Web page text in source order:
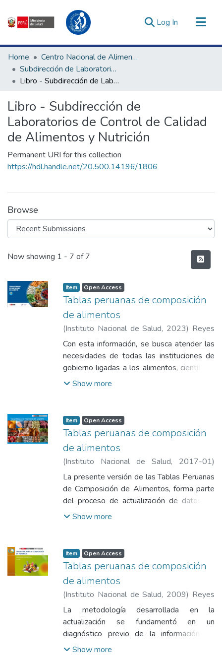
Log In (current)
Communities & Collections
All of DSpace
Statistics
Enlaces de interés ▾
Home
Centro Nacional de Alimentación, Nutrición y Vida Saludable
Subdirección de Laboratorios de Control de Calidad de Alimentos y Nutrición
Libro - Subdirección de Laboratorios de Control de Calidad de Alimentos y Nutrición
Libro - Subdirección de
Laboratorios de Control de Calidad
de Alimentos y Nutrición
Permanent URI for this collection
https://hdl.handle.net/20.500.14196/1806
Browse
Recent Submissions
Now showing 1 - 7 of 7
Item Open Access
Tablas peruanas de composición
de alimentos
(Instituto Nacional de Salud, 2023) Reyes
García, María Mercedes ;Gómez Sánchez
Prieto, Víctor Iván;Espinoza Barrientos,
Cecilia Mirtha
Con esta información, se busca atender las
necesidades de todas las instituciones de
gobierno ligadas a los alimentos, científicos
de la nutrición; profesionales y estudiantes;
mayoristas, minoristas y consumidores.
Show more
Item Open Access
Tablas peruanas de composición
de alimentos
(Instituto Nacional de Salud, 2017-01)
Reyes García, María Mercedes ;Gómez-
Sánchez Prieto, Iván;Espinoza Barrientos,
Cecilia Mirtha
La presente versión de las Tablas Peruanas
de Composición de Alimentos, forma parte
del proceso de actualización de datos de
composición de alimentos, tanto de la
y tradicionales, industrializados y cocidos
como compromiso de país; e incorpora
datos de la literatura científica y de tablas
de composición de alimentos de otros
países.
Show more
Item Open Access
Tablas peruanas de composición
de alimentos
(Instituto Nacional de Salud, 2009) Reyes
García, María Mercedes;Gómez-Sánchez
Prieto, Iván
Espinoza Barrientos, Cecilia
Mirtha;Bravo Rebatta, Fernando Agustín
La metodología desarrollada en la
actualización se fundamentó en un
diagnóstico previo de la información de
macro y micronutrientes de cada alimento,
Show more